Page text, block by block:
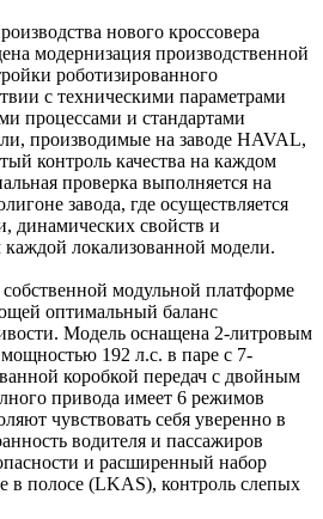
нового кроссовера
модернизация производственной
роботизированного
с техническими параметрами
процессами и стандартами
производимые на заводе HAVAL,
контроль качества на каждом
проверка выполняется на
завода, где осуществляется
динамических свойств и
локализованной модели.
модульной платформе
оптимальный баланс
Модель оснащена 2-литровым
192 л.с. в паре с 7-
коробкой передач с двойным
привода имеет 6 режимов
чувствовать себя уверенно в
водителя и пассажиров
и расширенный набор
в полосе (LKAS), контроль слепых